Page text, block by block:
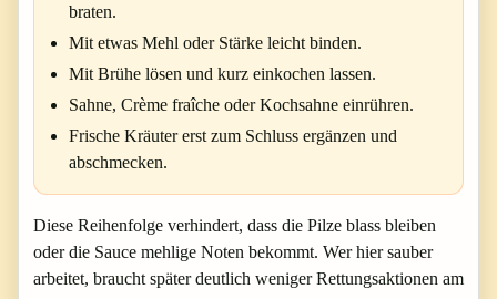
braten.
Mit etwas Mehl oder Stärke leicht binden.
Mit Brühe lösen und kurz einkochen lassen.
Sahne, Crème fraîche oder Kochsahne einrühren.
Frische Kräuter erst zum Schluss ergänzen und
abschmecken.
Diese Reihenfolge verhindert, dass die Pilze blass bleiben
oder die Sauce mehlige Noten bekommt. Wer hier sauber
arbeitet, braucht später deutlich weniger Rettungsaktionen am